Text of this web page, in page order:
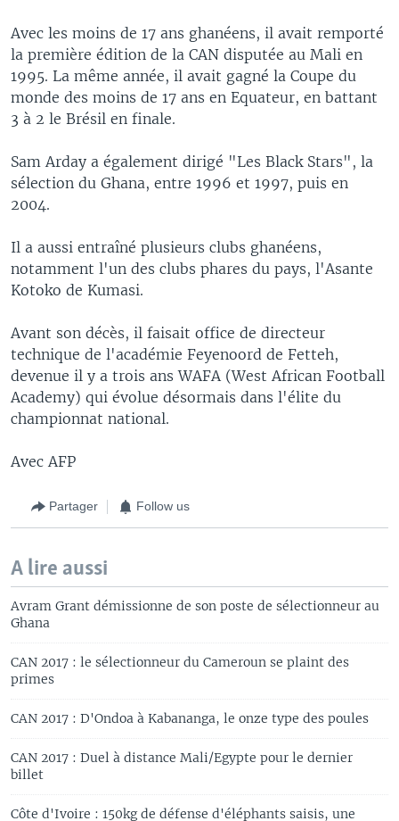
Avec les moins de 17 ans ghanéens, il avait remporté
la première édition de la CAN disputée au Mali en
1995. La même année, il avait gagné la Coupe du
monde des moins de 17 ans en Equateur, en battant
3 à 2 le Brésil en finale.
Sam Arday a également dirigé "Les Black Stars", la
sélection du Ghana, entre 1996 et 1997, puis en
2004.
Il a aussi entraîné plusieurs clubs ghanéens,
notamment l'un des clubs phares du pays, l'Asante
Kotoko de Kumasi.
Avant son décès, il faisait office de directeur
technique de l'académie Feyenoord de Fetteh,
devenue il y a trois ans WAFA (West African Football
Academy) qui évolue désormais dans l'élite du
championnat national.
Avec AFP
Partager Follow us
A lire aussi
Avram Grant démissionne de son poste de sélectionneur au
Ghana
CAN 2017 : le sélectionneur du Cameroun se plaint des
primes
CAN 2017 : D'Ondoa à Kabananga, le onze type des poules
CAN 2017 : Duel à distance Mali/Egypte pour le dernier
billet
Côte d'Ivoire : 150kg de défense d'éléphants saisis, une